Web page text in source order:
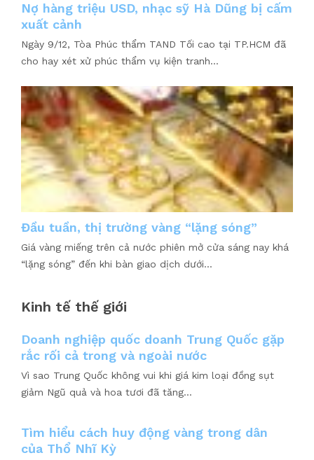
Nợ hàng triệu USD, nhạc sỹ Hà Dũng bị cấm
xuất cảnh
Ngày 9/12, Tòa Phúc thẩm TAND Tối cao tại TP.HCM đã
cho hay xét xử phúc thẩm vụ kiện tranh...
Đầu tuần, thị trường vàng “lặng sóng”
Giá vàng miếng trên cả nước phiên mở cửa sáng nay khá
“lặng sóng” đến khi bàn giao dịch dưới...
Kinh tế thế giới
Doanh nghiệp quốc doanh Trung Quốc gặp
rắc rối cả trong và ngoài nước
Vì sao Trung Quốc không vui khi giá kim loại đồng sụt
giảm Ngũ quả và hoa tươi đã tăng...
Tìm hiểu cách huy động vàng trong dân
của Thổ Nhĩ Kỳ